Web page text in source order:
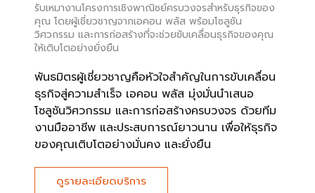
รับเหมางานโครงการเชิงพาณิชย์ครบวงจรสำหรับธุรกิจของ
คุณ โดยผู้เชี่ยวชาญจากเอคอน พลัส พร้อมโซลูชัน
วิศวกรรม และการก่อสร้างที่จะช่วยขับเคลื่อนธุรกิจของคุณ
ให้เติบโตอย่างยั่งยืน
พันธมิตรผู้เชี่ยวชาญคือหัวใจสำคัญในการขับเคลื่อน
ธุรกิจสู่ความสำเร็จ เอคอน พลัส มุ่งมั่นนำเสนอ
โซลูชันวิศวกรรม และการก่อสร้างครบวงจร ด้วยทีม
งานมืออาชีพ และประสบการณ์ยาวนาน เพื่อให้ธุรกิจ
ของคุณเติบโตอย่างมั่นคง และยั่งยืน
ดูรายละเอียดบริการ